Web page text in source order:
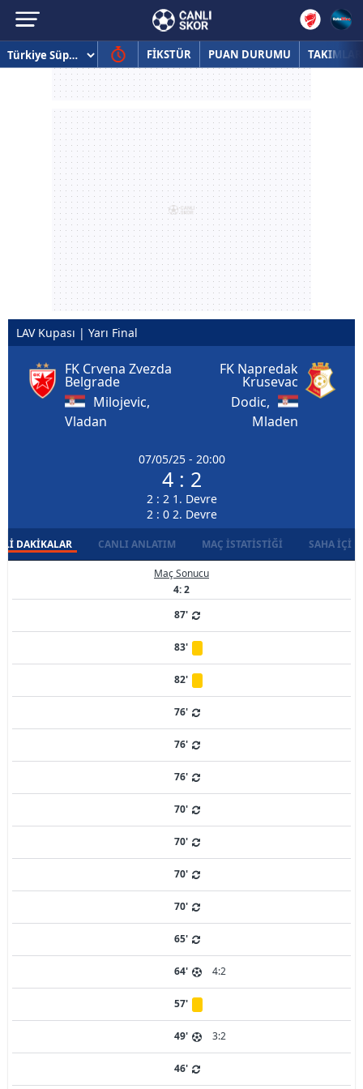
FİKSTÜR PUAN DURUMU TAKIMLAR
LAV Kupası | Yarı Final
FK Crvena Zvezda
Belgrade
Milojevic,
Vladan
07/05/25 - 20:00
4 : 2
2 : 2 1. Devre
2 : 0 2. Devre
FK Napredak
Krusevac
Dodic,
Mladen
DAKIKALAR CANLI ANLATIM MAÇ İSTATISTIĞI SAHA İÇI
Maç Sonucu
4: 2
87'
83'
82'
76'
76'
76'
70'
70'
70'
70'
65'
64' 4:2
57'
49' 3:2
46'